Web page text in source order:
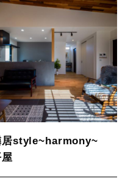
居style~harmony~